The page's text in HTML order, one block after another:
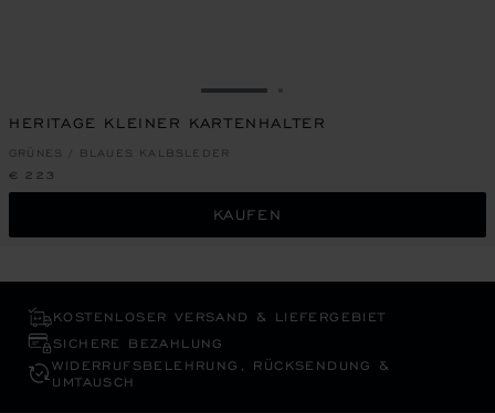
ZUR FOLIE GEHEN 1
HERITAGE KLEINER KARTENHALTER
GRÜNES / BLAUES KALBSLEDER
€ 223
KAUFEN
KOSTENLOSER VERSAND & LIEFERGEBIET
SICHERE BEZAHLUNG
WIDERRUFS­BELEHRUNG, RÜCKSENDUNG &
UMTAUSCH